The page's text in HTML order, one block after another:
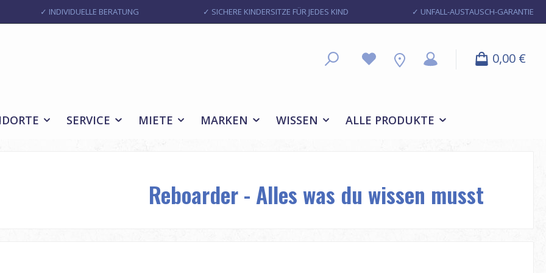
✓ INDIVIDUELLE BERATUNG ✓ SICHERE KINDERSITZE FÜR JEDES KIND ✓ UNFALL-AUSTAUSCH-GARANTIE
0,00 €
SERVICE MIETE MARKEN WISSEN ALLE PRODUKTE
Reboarder - Alles was du wissen musst